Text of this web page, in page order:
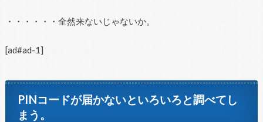
・・・・・・全然来ないじゃないか。
[ad#ad-1]
PINコードが届かないといろいろと調べてし
まう。